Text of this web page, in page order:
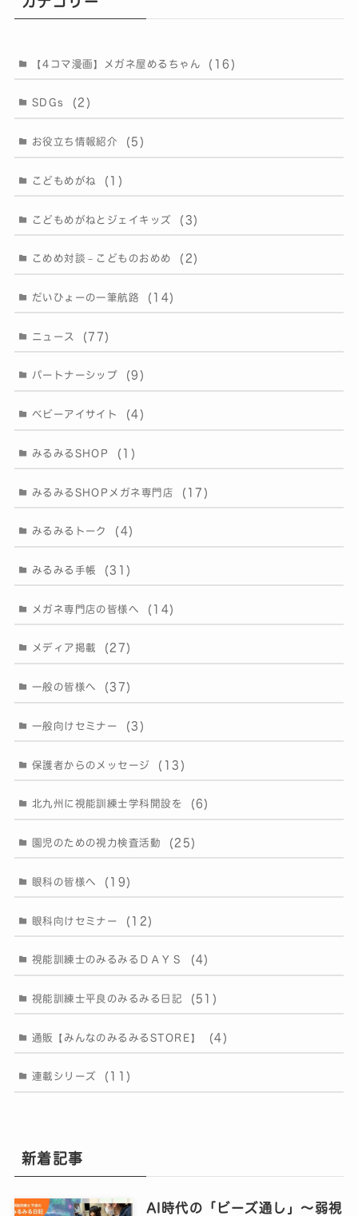
【4コマ漫画】メガネ屋めるちゃん (16)
SDGs (2)
お役立ち情報紹介 (5)
こどもめがね (1)
こどもめがねとジェイキッズ (3)
こめめ対談－こどものおめめ (2)
だいひょーの一筆航路 (14)
ニュース (77)
パートナーシップ (9)
ベビーアイサイト (4)
みるみるSHOP (1)
みるみるSHOPメガネ専門店 (17)
みるみるトーク (4)
みるみる手帳 (31)
メガネ専門店の皆様へ (14)
メディア掲載 (27)
一般の皆様へ (37)
一般向けセミナー (3)
保護者からのメッセージ (13)
北九州に視能訓練士学科開設を (6)
園児のための視力検査活動 (25)
眼科の皆様へ (19)
眼科向けセミナー (12)
視能訓練士のみるみるＤＡＹＳ (4)
視能訓練士平良のみるみる日記 (51)
通販【みんなのみるみるSTORE】 (4)
連載シリーズ (11)
新着記事
AI時代の「ビーズ通し」〜弱視